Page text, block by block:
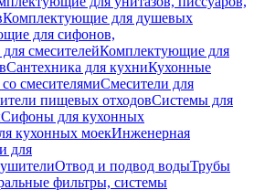
Комплектующие для душевых
для сифонов,
смесителейКомплектующие для
Сантехника для кухниКухонные
смесителямиСмесители для
пищевых отходовСистемы для
Сифоны для кухонных
кухонных моекИнженерная
для
Отвод и подвод водыТрубы
фильтры, системы